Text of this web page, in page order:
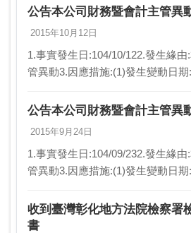
者姓名、…
公告本公司財務暨會計主管異
2015年10月12日
1.事實發生日:104/10/122.發生緣
管異動3.因應措施:(1)發生變動日期
者姓名、…
公告本公司財務暨會計主管異
2015年9月24日
1.事實發生日:104/09/232.發生緣
管異動3.因應措施:(1)發生變動日期
者姓名、…
收到臺灣彰化地方法院檢察署
書